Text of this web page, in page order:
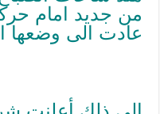
من جديد امام
عادت الى وضعها